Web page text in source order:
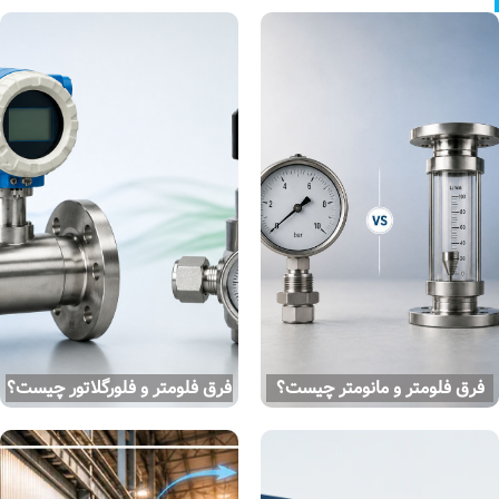
چیست؟ فرق فلومتر و فلورگلاتور چیست؟